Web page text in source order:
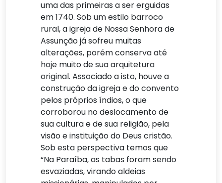
uma das primeiras a ser erguidas
em 1740. Sob um estilo barroco
rural, a igreja de Nossa Senhora de
Assunção já sofreu muitas
alterações, porém conserva até
hoje muito de sua arquitetura
original. Associado a isto, houve a
construção da igreja e do convento
pelos próprios índios, o que
corroborou no deslocamento de
sua cultura e de sua religião, pela
visão e instituição do Deus cristão.
Sob esta perspectiva temos que
“Na Paraíba, as tabas foram sendo
esvaziadas, virando aldeias